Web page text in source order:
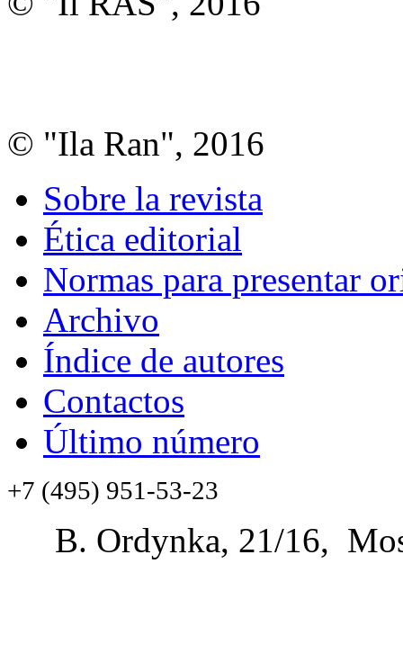
© "Ila Ran", 2016
Sobre la revista
Ética editorial
Normas para presentar
Archivo
Índice de autores
Contactos
Último número
+7 (495) 951-53-23
B. Ordynka, 21/16,